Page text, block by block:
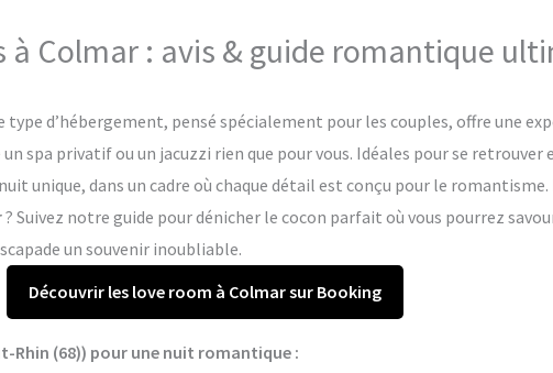
à Colmar : avis & guide romantique
type d’hébergement, pensé spécialement pour les couples, offre une
spa privatif ou un jacuzzi rien que pour vous. Idéales pour se
unique, dans un cadre où chaque détail est conçu pour le
? Suivez notre guide pour dénicher le cocon parfait où vous pourrez
un souvenir inoubliable.
Découvrir les love room à Colmar sur Booking
Rhin (68)) pour une nuit romantique :